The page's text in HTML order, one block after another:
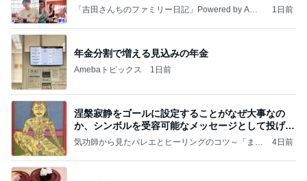
「吉田さんちのファミリー日記」Powered by Ame
1日前
年金分割で増える見込みの年金
Amebaトピックス 1日前
涅槃寂静をゴールに設定することがなぜ大事なの
か、シンボルを受容可能なメッセージとして投げる
ことが
気功師から見たバレエとヒーリングのコツ～「まと
4日前